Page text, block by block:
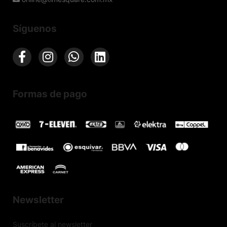
Síguenos
Formas de pago
Newsletter
Suscríbete al newsletter